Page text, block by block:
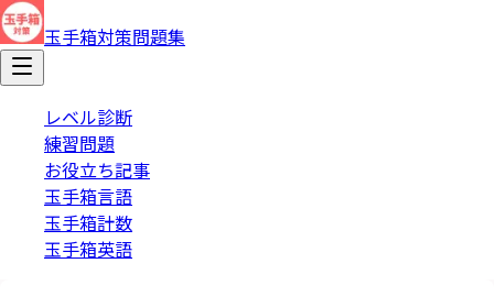
玉手箱対策問題集
レベル診断
練習問題
お役立ち記事
玉手箱言語
玉手箱計数
玉手箱英語